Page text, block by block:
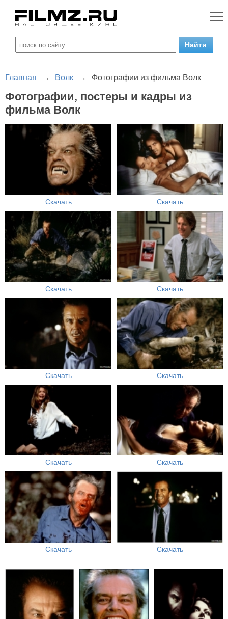
Главная → Волк → Фотографии из фильма Волк
Фотографии, постеры и кадры из
фильма Волк
Скачать Скачать
Скачать Скачать
Скачать Скачать
Скачать Скачать
Скачать Скачать